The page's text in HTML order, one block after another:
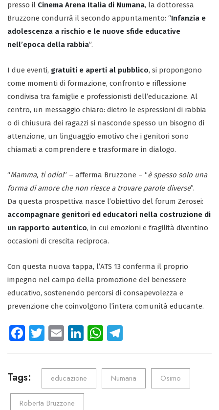
presso il Cinema Arena Italia di Numana, la dottoressa
Bruzzone condurrà il secondo appuntamento: “Infanzia e
adolescenza a rischio e le nuove sfide educative
nell’epoca della rabbia”.
I due eventi, gratuiti e aperti al pubblico, si propongono
come momenti di formazione, confronto e riflessione
condivisa tra famiglie e professionisti dell’educazione. Al
centro, un messaggio chiaro: dietro le espressioni di rabbia
o di chiusura dei ragazzi si nasconde spesso un bisogno di
attenzione, un linguaggio emotivo che i genitori sono
chiamati a comprendere e trasformare in dialogo.
“Mamma, ti odio!” – afferma Bruzzone – “è spesso solo una
forma di amore che non riesce a trovare parole diverse”.
Da questa prospettiva nasce l’obiettivo del forum Zerosei:
accompagnare genitori ed educatori nella costruzione di
un rapporto autentico, in cui emozioni e fragilità diventino
occasioni di crescita reciproca.
Con questa nuova tappa, l’ATS 13 conferma il proprio
impegno nel campo della promozione del benessere
educativo, sostenendo percorsi di consapevolezza e
prevenzione che coinvolgono l’intera comunità educante.
Fa
o
ok
T
tt
er
E
ail
Li
e
dI
n
W
ts
A
p
gr
a
m
Tags: educazione Numana Osimo
Roberta Bruzzone